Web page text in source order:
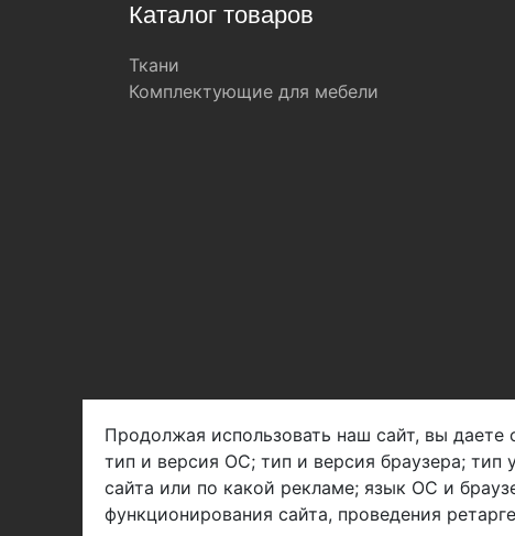
Каталог товаров
Ткани
Комплектующие для мебели
Арбен текстиль г. Щелково, пер.
1-й Советский д.25, владение 2.
Продолжая использовать наш сайт, вы даете
тип и версия ОС; тип и версия браузера; тип
сайта или по какой рекламе; язык ОС и
функционирования сайта, проведения